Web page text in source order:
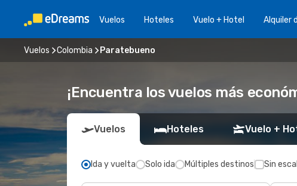
Vuelos Hoteles Vuelo + Hotel Alquiler
Vuelos Colombia Paratebueno
¡Encuentra los vuelos más
Vuelos Hoteles Vuelo +
Ida y vuelta Solo ida Múltiples destinos Sin